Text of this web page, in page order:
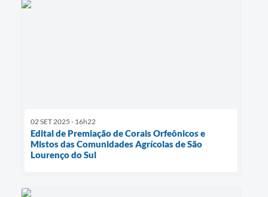
02 SET 2025 - 16h22
Edital de Premiação de Corais Orfeônicos e
Mistos das Comunidades Agrícolas de São
Lourenço do Sul